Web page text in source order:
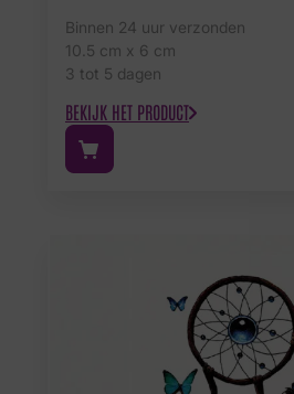
Binnen 24 uur verzonden
10.5 cm x 6 cm
3 tot 5 dagen
BEKIJK HET PRODUCT